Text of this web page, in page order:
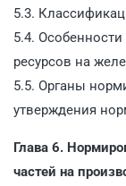
5.3.
5.4.
ресурсов на
5.5. Органы
утверждения
Глава 6.
частей на